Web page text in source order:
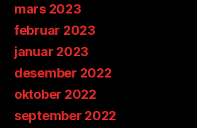
mars 2023
februar 2023
januar 2023
desember 2022
oktober 2022
september 2022